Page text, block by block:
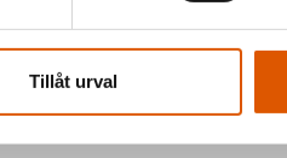
Tillåt urval